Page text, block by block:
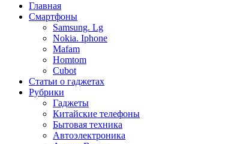
Главная
Смартфоны
Samsung. Lg
Nokia. Iphone
Mafam
Homtom
Cubot
Статьи о гаджетах
Рубрики
Гаджеты
Китайские телефоны
Бытовая техника
Автоэлектроника